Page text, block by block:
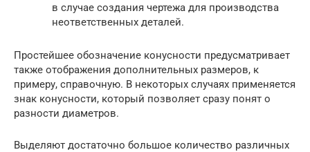
в случае создания чертежа для производства
неответственных деталей.
Простейшее обозначение конусности предусматривает
также отображения дополнительных размеров, к
примеру, справочную. В некоторых случаях применяется
знак конусности, который позволяет сразу понят о
разности диаметров.
Выделяют достаточно большое количество различных